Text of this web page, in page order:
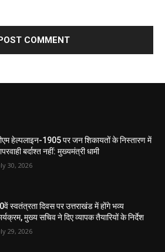
हेल्पलाइन-1905 पर जन शिकायतों के निस्तारण में
बर्दाश्त नहीं: मुख्यमंत्री धामी
30, 2026
स्वतंत्रता दिवस पर उत्तराखंड में होंगे भव्य
मुख्य सचिव ने दिए व्यापक तैयारियों के निर्देश
29, 2026